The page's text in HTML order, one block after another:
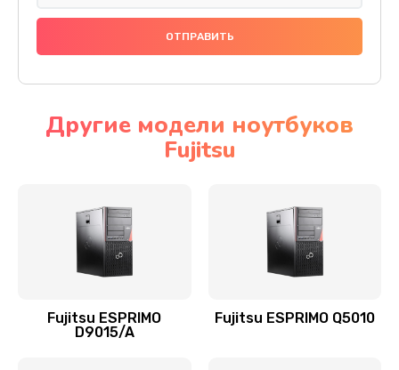
Другие модели ноутбуков
Fujitsu
Fujitsu ESPRIMO
D9015/A
Fujitsu ESPRIMO Q5010